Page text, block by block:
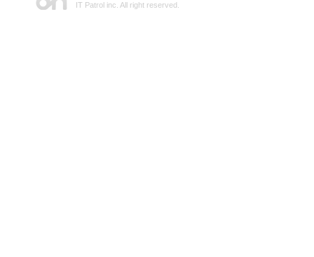
IT Patrol inc. All right reserved.